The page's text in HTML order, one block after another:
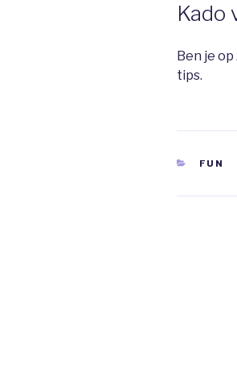
Kado
Ben je
tips.
FUN